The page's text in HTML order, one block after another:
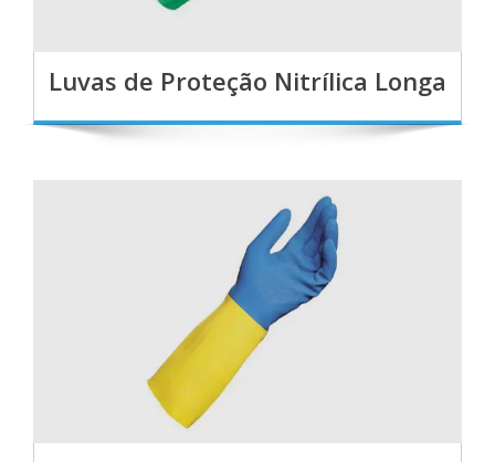
Luvas de Proteção Nitrílica Longa